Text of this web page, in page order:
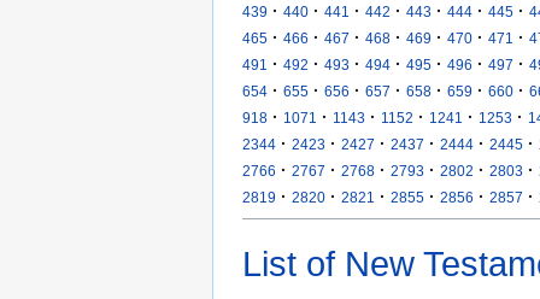
439 · 440 · 441 · 442 · 443 · 444 · 445 ·
465 · 466 · 467 · 468 · 469 · 470 · 471 ·
491
· 492 · 493 · 494 · 495 · 496 · 497 ·
654 · 655 · 656 · 657 · 658 · 659 · 660 ·
918 · 1071 · 1143 · 1152 · 1241 · 1253 ·
2344 · 2423 · 2427 · 2437 · 2444 · 2445 ·
2766 · 2767 · 2768 · 2793 · 2802 · 2803 ·
2819 · 2820 · 2821 · 2855 · 2856 · 2857 ·
List of New